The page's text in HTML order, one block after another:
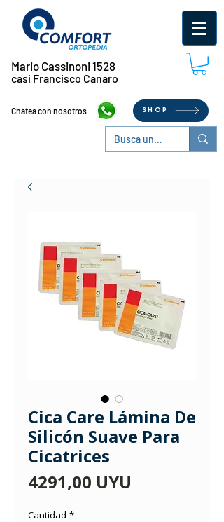
Mario Cassinoni 1528
casi Francisco Canaro
Chatea con nosotros SHOP
Cica Care Lámina De
Silicón Suave Para
Cicatrices
4291,00 UYU
Cantidad *